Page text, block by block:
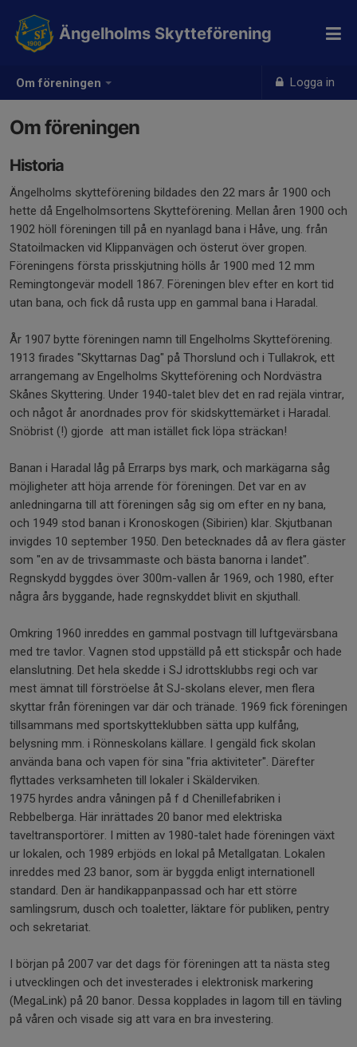
Om föreningen Logga in
Ängelholms Skytteförening
Om föreningen
Historia
Ängelholms skytteförening bildades den 22 mars år 1900 och
hette då Engelholmsortens Skytteförening. Mellan åren 1900 och
1902 höll föreningen till på en nyanlagd bana i Håve, ung. från
Statoilmacken vid Klippanvägen och österut över gropen.
Föreningens första prisskjutning hölls år 1900 med 12 mm
Remingtongevär modell 1867. Föreningen blev efter en kort tid
utan bana, och fick då rusta upp en gammal bana i Haradal.
År 1907 bytte föreningen namn till Engelholms Skytteförening.
1913 firades "Skyttarnas Dag" på Thorslund och i Tullakrok, ett
arrangemang av Engelholms Skytteförening och Nordvästra
Skånes Skyttering. Under 1940-talet blev det en rad rejäla vintrar,
och något år anordnades prov för skidskyttemärket i Haradal.
Snöbrist (!) gjorde att man istället fick löpa sträckan!
Banan i Haradal låg på Errarps bys mark, och markägarna såg
möjligheter att höja arrende för föreningen. Det var en av
anledningarna till att föreningen såg sig om efter en ny bana,
och 1949 stod banan i Kronoskogen (Sibirien) klar. Skjutbanan
invigdes 10 september 1950. Den betecknades då av flera gäster
som "en av de trivsammaste och bästa banorna i landet".
Regnskydd byggdes över 300m-vallen år 1969, och 1980, efter
några års byggande, hade regnskyddet blivit en skjuthall.
Omkring 1960 inreddes en gammal postvagn till luftgevärsbana
med tre tavlor. Vagnen stod uppställd på ett stickspår och hade
elanslutning. Det hela skedde i SJ idrottsklubbs regi och var
mest ämnat till förströelse åt SJ-skolans elever, men flera
skyttar från föreningen var där och tränade. 1969 fick föreningen
tillsammans med sportskytteklubben sätta upp kulfång,
belysning mm. i Rönneskolans källare. I gengäld fick skolan
använda bana och vapen för sina "fria aktiviteter". Därefter
flyttades verksamheten till lokaler i Skälderviken.
1975 hyrdes andra våningen på f d Chenillefabriken i
Rebbelberga. Här inrättades 20 banor med elektriska
taveltransportörer. I mitten av 1980-talet hade föreningen växt
ur lokalen, och 1989 erbjöds en lokal på Metallgatan. Lokalen
inreddes med 23 banor, som är byggda enligt internationell
standard. Den är handikappanpassad och har ett större
samlingsrum, dusch och toaletter, läktare för publiken, pentry
och sekretariat.
I början på 2007 var det dags för föreningen att ta nästa steg
i utvecklingen och det investerades i elektronisk markering
(MegaLink) på 20 banor. Dessa kopplades in lagom till en tävling
på våren och visade sig att vara en bra investering.